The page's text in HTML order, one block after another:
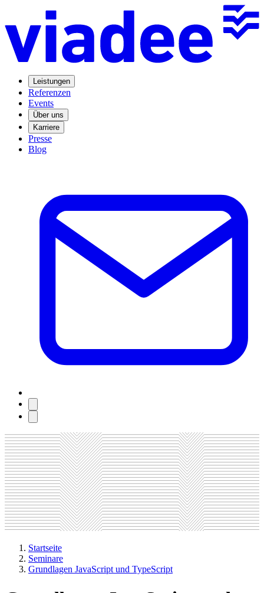
Leistungen
Referenzen
Events
Über uns
Karriere
Presse
Blog
Startseite
Seminare
Grundlagen JavaScript und TypeScript